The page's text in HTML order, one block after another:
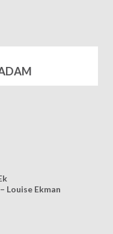
Louise Ekman